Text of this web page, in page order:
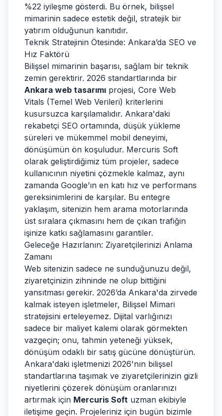
%22 iyileşme gösterdi. Bu örnek, bilişsel
mimarinin sadece estetik değil, stratejik bir
yatırım olduğunun kanıtıdır.
Teknik Stratejinin Ötesinde: Ankara’da SEO ve
Hız Faktörü
Bilişsel mimarinin başarısı, sağlam bir teknik
zemin gerektirir. 2026 standartlarında bir
Ankara web tasarımı projesi, Core Web
Vitals (Temel Web Verileri) kriterlerini
kusursuzca karşılamalıdır. Ankara'daki
rekabetçi SEO ortamında, düşük yükleme
süreleri ve mükemmel mobil deneyimi,
dönüşümün ön koşuludur. Mercuris Soft
olarak geliştirdiğimiz tüm projeler, sadece
kullanıcının niyetini çözmekle kalmaz, aynı
zamanda Google’ın en katı hız ve performans
gereksinimlerini de karşılar. Bu entegre
yaklaşım, sitenizin hem arama motorlarında
üst sıralara çıkmasını hem de çıkan trafiğin
işinize katkı sağlamasını garantiler.
Geleceğe Hazırlanın: Ziyaretçilerinizi Anlama
Zamanı
Web sitenizin sadece ne sunduğunuzu değil,
ziyaretçinizin zihninde ne olup bittiğini
yansıtması gerekir. 2026’da Ankara'da zirvede
kalmak isteyen işletmeler, Bilişsel Mimari
stratejisini erteleyemez. Dijital varlığınızı
sadece bir maliyet kalemi olarak görmekten
vazgeçin; onu, tahmin yeteneği yüksek,
dönüşüm odaklı bir satış gücüne dönüştürün.
Ankara'daki işletmenizi 2026'nın bilişsel
standartlarına taşımak ve ziyaretçilerinizin gizli
niyetlerini çözerek dönüşüm oranlarınızı
artırmak için Mercuris Soft uzman ekibiyle
iletişime geçin. Projeleriniz için bugün bizimle